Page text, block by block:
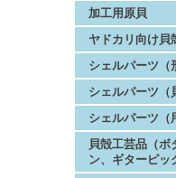
加工用原貝
ヤドカリ向け貝
シェルパーツ（
シェルパーツ（
シェルパーツ（
貝殻工芸品（ボ
ン、ギターピッ